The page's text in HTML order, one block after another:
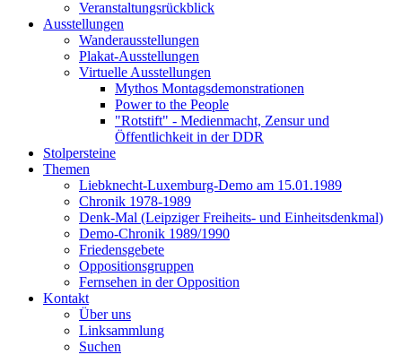
Veranstaltungsrückblick
Ausstellungen
Wanderausstellungen
Plakat-Ausstellungen
Virtuelle Ausstellungen
Mythos Montagsdemonstrationen
Power to the People
"Rotstift" - Medienmacht, Zensur und
Öffentlichkeit in der DDR
Stolpersteine
Themen
Liebknecht-Luxemburg-Demo am 15.01.1989
Chronik 1978-1989
Denk-Mal (Leipziger Freiheits- und Einheitsdenkmal)
Demo-Chronik 1989/1990
Friedensgebete
Oppositionsgruppen
Fernsehen in der Opposition
Kontakt
Über uns
Linksammlung
Suchen